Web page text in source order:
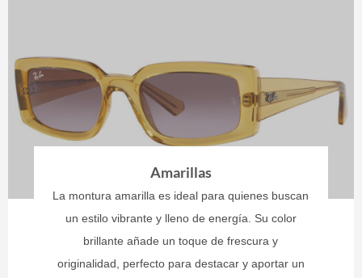
Amarillas
La montura amarilla es ideal para quienes buscan
un estilo vibrante y lleno de energía. Su color
brillante añade un toque de frescura y
originalidad, perfecto para destacar y aportar un